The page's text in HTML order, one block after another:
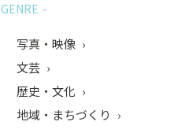
GENRE
写真・映像
文芸
歴史・文化
地域・まちづくり